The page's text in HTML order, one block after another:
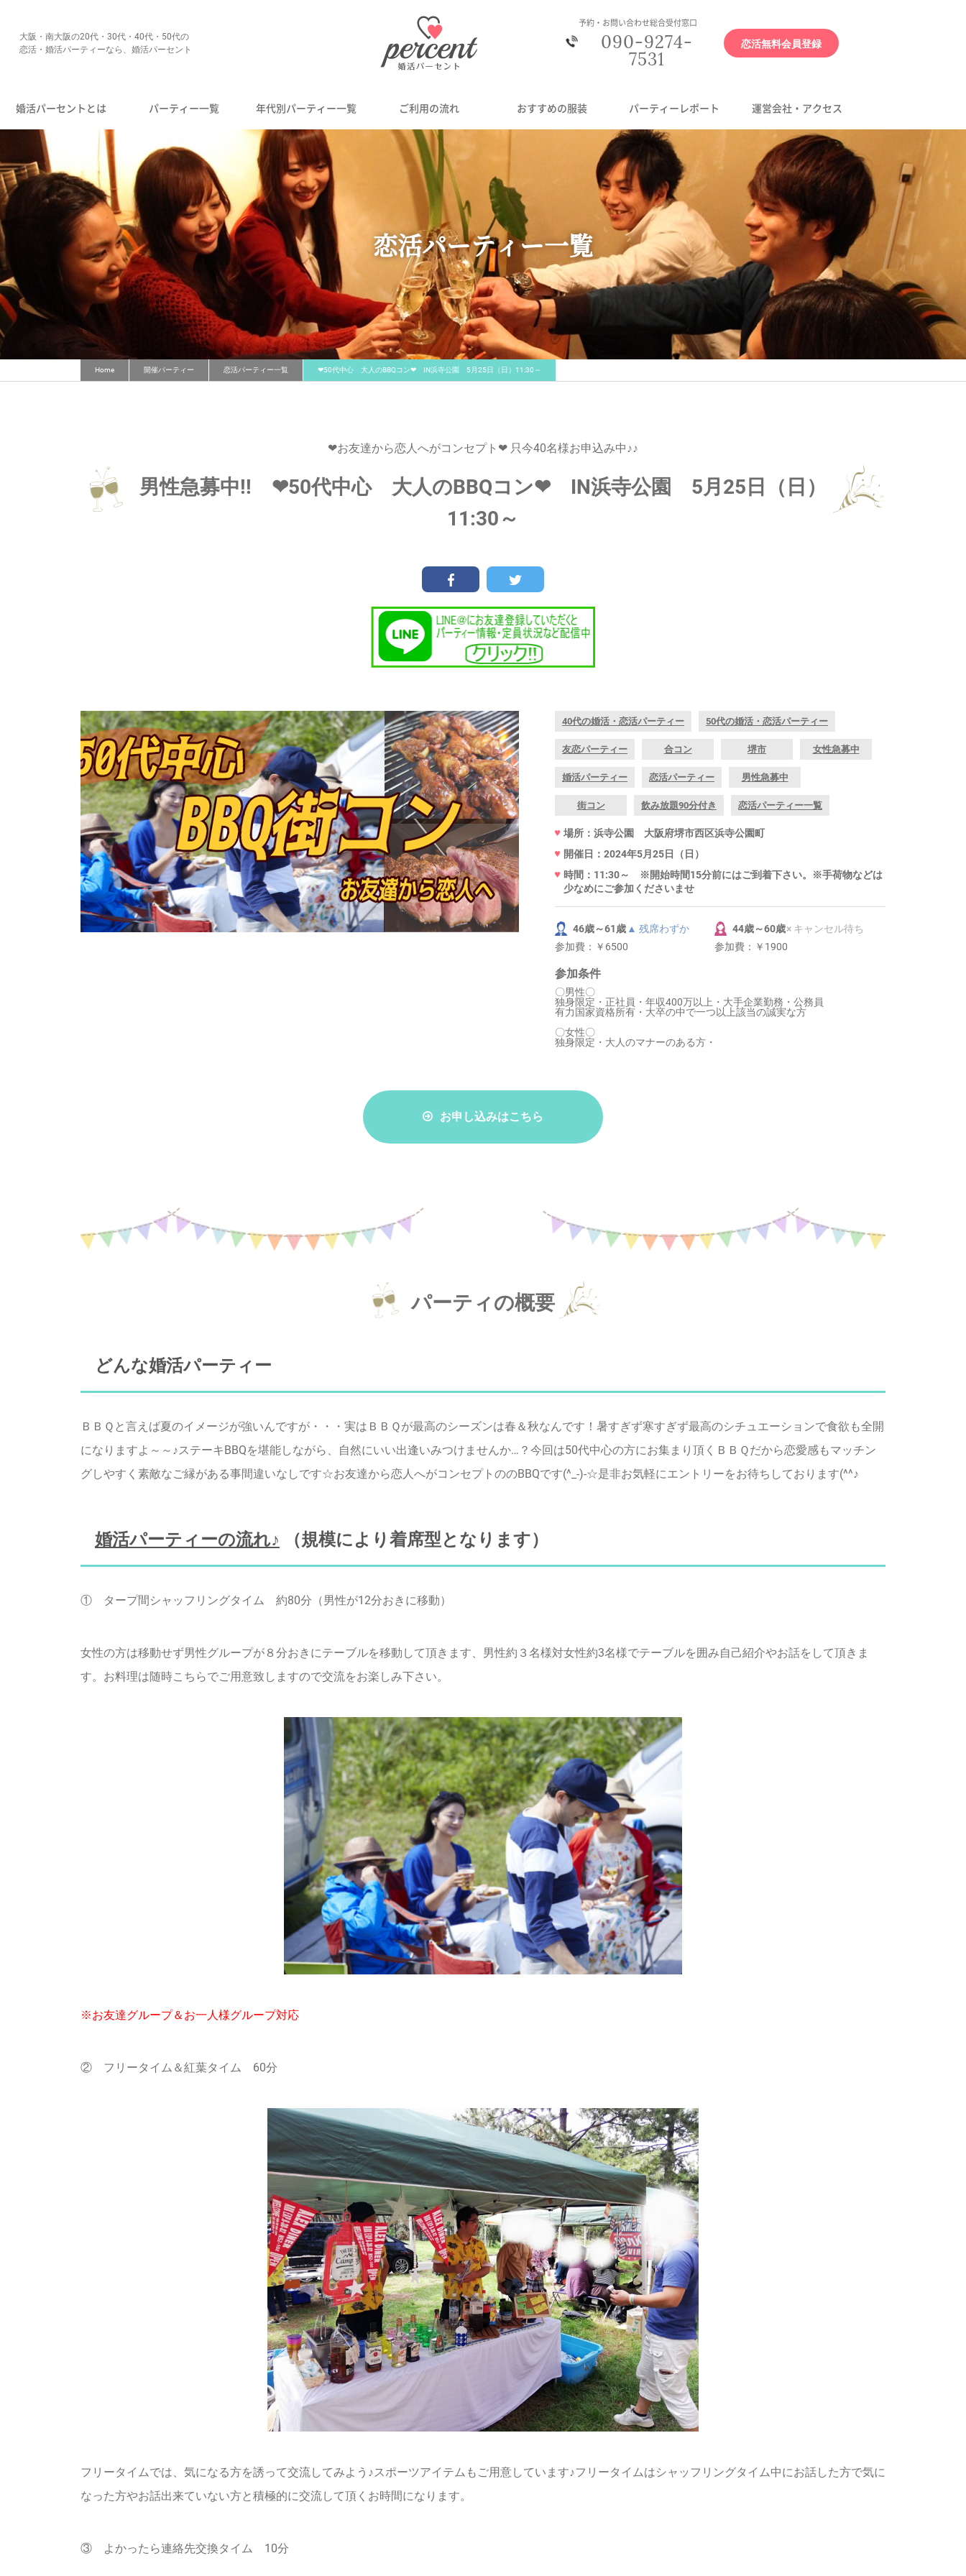
大阪・南大阪の20代・30代・40代・50代の
恋活・婚活パーティーなら、婚活パーセント
予約・お問い合わせ総合受付窓口
090-9274-
7531
恋活無料会員登録
婚活パーセントとは パーティー一覧 年代別パーティー一覧 ご利用の流れ おすすめの服装 パーティーレポート 運営会社・アクセス
恋活パーティー一覧
Home 開催パーティー 恋活パーティー一覧 ❤50代中心 大人のBBQコン❤ IN浜寺公園 5月25日（日）11:30～
❤お友達から恋人へがコンセプト❤ 只今40名様お申込み中♪♪
男性急募中!! ❤50代中心 大人のBBQコン❤ IN浜寺公園 5月25日（日）
11:30～
40代の婚活・恋活パーティー 50代の婚活・恋活パーティー
友恋パーティー 合コン 堺市 女性急募中
婚活パーティー 恋活パーティー 男性急募中
街コン 飲み放題90分付き 恋活パーティー一覧
場所：浜寺公園 大阪府堺市西区浜寺公園町
開催日：2024年5月25日（日）
時間：11:30～ ※開始時間15分前にはご到着下さい。※手荷物などは
少なめにご参加くださいませ
46歳～61歳 ▲ 残席わずか
参加費： ￥6500
44歳～60歳× キャンセル待ち
参加費： ￥1900
参加条件
〇男性〇
独身限定・正社員・年収400万以上・大手企業勤務・公務員
有力国家資格所有・大卒の中で一つ以上該当の誠実な方
〇女性〇
独身限定・大人のマナーのある方・
お申し込みはこちら
パーティの概要
どんな婚活パーティー
ＢＢＱと言えば夏のイメージが強いんですが・・・実はＢＢＱが最高のシーズンは春＆秋なんです！暑すぎず寒すぎず最高のシチュエーションで食欲も全開
になりますよ～～♪ステーキBBQを堪能しながら、自然にいい出逢いみつけませんか…？今回は50代中心の方にお集まり頂くＢＢＱだから恋愛感もマッチン
グしやすく素敵なご縁がある事間違いなしです☆お友達から恋人へがコンセプトののBBQです(^_-)-☆是非お気軽にエントリーをお待ちしております(^^♪
婚活パーティーの流れ♪ （規模により着席型となります）
① タープ間シャッフリングタイム 約80分（男性が12分おきに移動）
女性の方は移動せず男性グループが８分おきにテーブルを移動して頂きます、男性約３名様対女性約3名様でテーブルを囲み自己紹介やお話をして頂きま
す。お料理は随時こちらでご用意致しますので交流をお楽しみ下さい。
※お友達グループ＆お一人様グループ対応
② フリータイム＆紅葉タイム 60分
フリータイムでは、気になる方を誘って交流してみよう♪スポーツアイテムもご用意しています♪フリータイムはシャッフリングタイム中にお話した方で気に
なった方やお話出来ていない方と積極的に交流して頂くお時間になります。
③ よかったら連絡先交換タイム 10分